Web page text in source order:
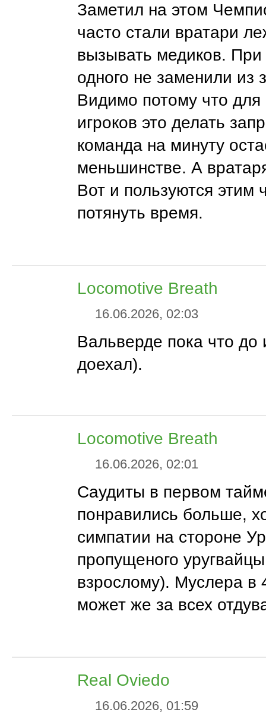
Заметил на этом
часто стали вратари
вызывать медиков. При
одного не заменили из
Видимо потому что для
игроков это делать
команда на минуту
меньшинстве. А
Вот и пользуются этим
потянуть время.
Locomotive Breath
16.06.2026, 02:03
Вальверде пока что до
доехал).
Locomotive Breath
16.06.2026, 02:01
Саудиты в первом
понравились больше,
симпатии на стороне
пропущеного
взрослому). Муслера в
может же за всех
Real Oviedo
16.06.2026, 01:59